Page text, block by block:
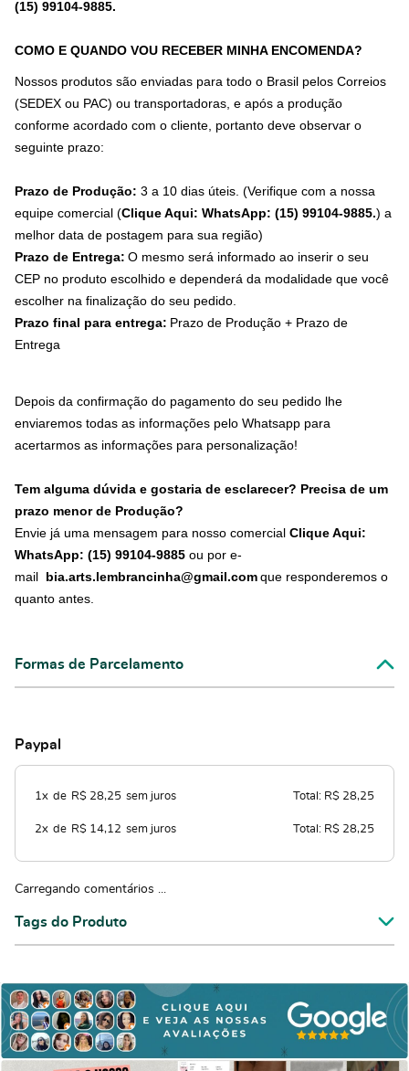
(15) 99104-9885.
COMO E QUANDO VOU RECEBER MINHA ENCOMENDA?
Nossos produtos são enviadas para todo o Brasil pelos Correios
(SEDEX ou PAC) ou transportadoras, e após a produção
conforme acordado com o cliente, portanto deve observar o
seguinte prazo:
Prazo de Produção: 3 a 10 dias úteis. (Verifique com a nossa
equipe comercial (Clique Aqui: WhatsApp: (15) 99104-9885.) a
melhor data de postagem para sua região)
Prazo de Entrega: O mesmo será informado ao inserir o seu
CEP no produto escolhido e dependerá da modalidade que você
escolher na finalização do seu pedido.
Prazo final para entrega: Prazo de Produção + Prazo de
Entrega
Depois da confirmação do pagamento do seu pedido lhe
enviaremos todas as informações pelo Whatsapp para
acertarmos as informações para personalização!
Tem alguma dúvida e gostaria de esclarecer? Precisa de um
prazo menor de Produção?
Envie já uma mensagem para nosso comercial Clique Aqui:
WhatsApp: (15) 99104-9885 ou por e-
mail bia.arts.lembrancinha@gmail.comque responderemos o
quanto antes.
Formas de Parcelamento
Paypal
1x de R$ 28,25 sem juros Total: R$ 28,25
2x de R$ 14,12 sem juros Total: R$ 28,25
Carregando comentários ...
Tags do Produto